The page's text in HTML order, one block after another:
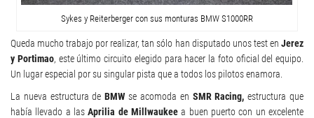
Sykes y Reiterberger con sus monturas BMW S1000RR
Queda mucho trabajo por realizar, tan sólo han disputado unos test en Jerez
y Portimao, este último circuito elegido para hacer la foto oficial del equipo.
Un lugar especial por su singular pista que a todos los pilotos enamora.
La nueva estructura deBMWse acomoda en SMR Racing,estructura que
había llevado a lasAprilia de Millwaukeea buen puerto con un excelente